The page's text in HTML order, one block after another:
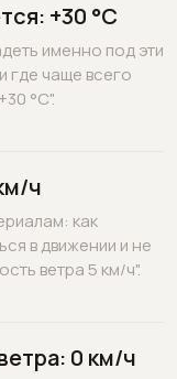
+30 °C
именно под эти
где чаще всего
°C".
ч
как
в движении и не
ветра 5 км/ч".
0 км/ч